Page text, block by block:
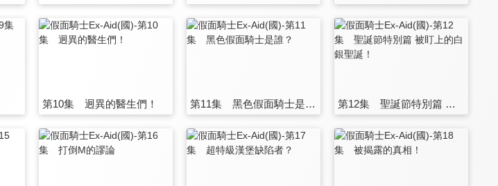
第10集 迥異的醫生們！ 第11集 黑色假面騎士是誰？ 第12集 聖誕節特別篇 被盯上的白銀聖誕！